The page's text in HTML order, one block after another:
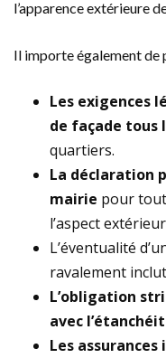
l’apparence extérieure
Il importe également de
Les exigences
de façade tous
quartiers.
La déclaration
mairie pour
l’aspect
L’éventualité
ravalement
L’obligation
avec
Les